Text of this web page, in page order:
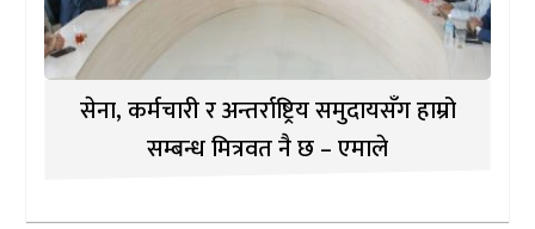
सेना, कर्मचारी र अन्तर्राष्ट्रिय समुदायसँग हाम्रो
सम्बन्ध मित्रवत नै छ – एमाले